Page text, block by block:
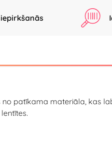
patīkama materiāla, kas